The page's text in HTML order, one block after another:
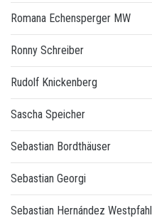
Romana Echensperger MW
Ronny Schreiber
Rudolf Knickenberg
Sascha Speicher
Sebastian Bordthäuser
Sebastian Georgi
Sebastian Hernández Westpfahl